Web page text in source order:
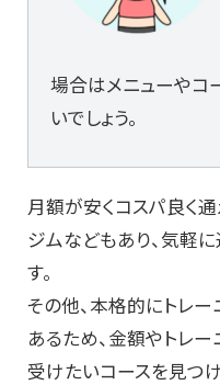
場合はメニューやコ
いでしょう。
月額が安くコスパ良く
ジムなどもあり、気軽
す。
その他、本格的にトレ
あるため、金額やトレ
受けたいコースを見つ